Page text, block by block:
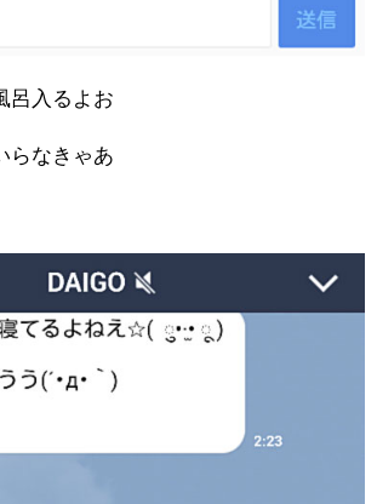
呂入るよお
らなきゃあ